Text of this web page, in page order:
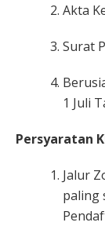
Akta
Surat
1 Juli
Persyaratan
Jalur
paling